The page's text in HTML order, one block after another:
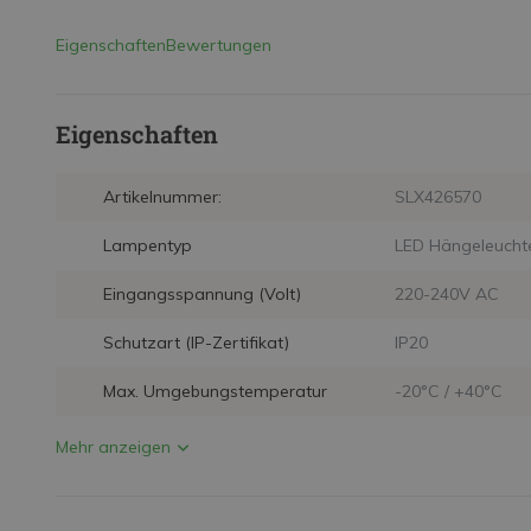
EigenschaftenBewertungen
Eigenschaften
Artikelnummer: SLX426570
Lampentyp LED
Eingangsspannung (Volt) 220-240V AC
Schutzart (IP-Zertifikat) IP20
Max. Umgebungstemperatur -20°C / +40°C
Mehr anzeigen